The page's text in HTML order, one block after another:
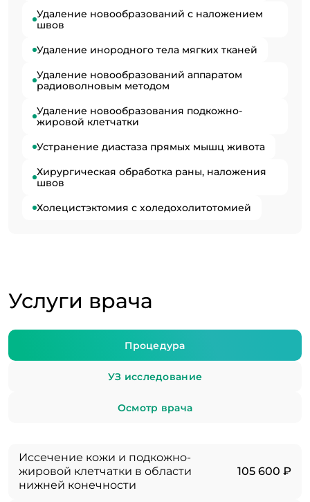
Удаление новообразований с наложением
швов
Удаление инородного тела мягких тканей
Удаление новообразований аппаратом
радиоволновым методом
Удаление новообразования подкожно-
жировой клетчатки
Устранение диастаза прямых мышц живота
Хирургическая обработка раны, наложения
швов
Холецистэктомия с холедохолитотомией
Услуги врача
Процедура
УЗ исследование
Осмотр врача
Иссечение кожи и подкожно-
жировой клетчатки в области
нижней конечности
105 600 ₽